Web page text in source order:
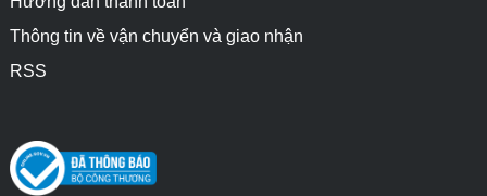
Thông tin về vận chuyển và giao nhận
RSS